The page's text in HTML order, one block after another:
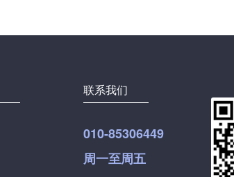
联系我们
010-85306449
周一至周五